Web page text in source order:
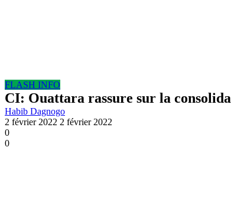
FLASH INFO
CI: Ouattara rassure sur la
Habib Dagnogo
2 février 2022 2 février 2022
0
0